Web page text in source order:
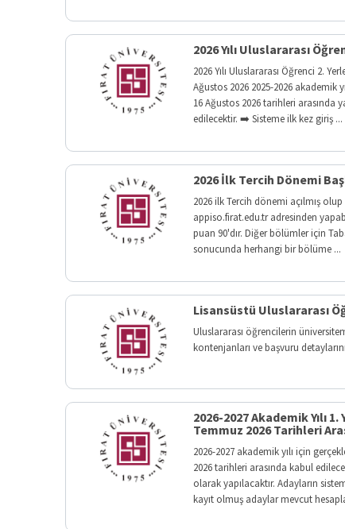
Posta
Otomasyonu
2026 Yılı Uluslararası
2026 Yılı Uluslararası Öğrenci 2.
Ağustos 2026 2025-2026 akademik
16 Ağustos 2026 tarihleri
edilecektir. ➡️ Sisteme ilk kez giriş ...
2026 İlk Tercih Dönemi
2026 ilk Tercih dönemi açılmış
appiso.firat.edu.tr adresinden
puan 90'dır. Diğer bölümler için
sonucunda herhangi bir bölüme ...
Lisansüstü Uluslararası
Uluslararası öğrencilerin
kontenjanları ve başvuru
2026-2027 Akademik Yılı
Temmuz 2026 Tarihleri
2026-2027 akademik yılı için
2026 tarihleri arasında kabul
olarak yapılacaktır. Adayların
kayıt olmuş adaylar mevcut